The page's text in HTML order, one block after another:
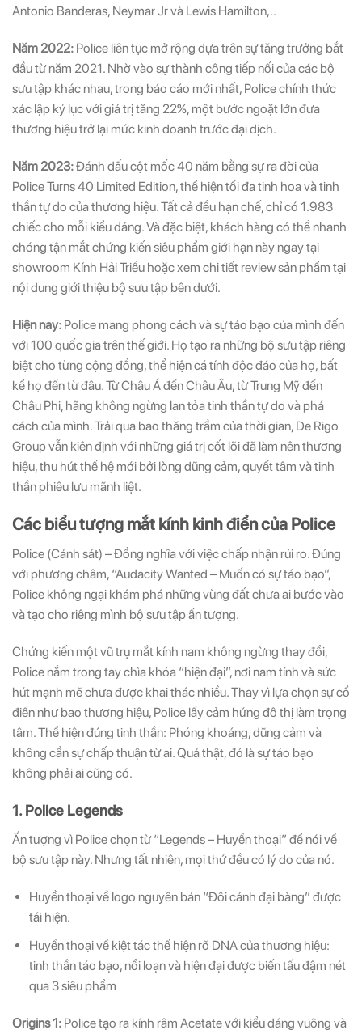
Antonio Banderas, Neymar Jr và Lewis Hamilton,..
Năm 2022: Police liên tục mở rộng dựa trên sự tăng trưởng bắt
đầu từ năm 2021. Nhờ vào sự thành công tiếp nối của các bộ
sưu tập khác nhau, trong báo cáo mới nhất, Police chính thức
xác lập kỷ lục với giá trị tăng 22%, một bước ngoặt lớn đưa
thương hiệu trở lại mức kinh doanh trước đại dịch.
Năm 2023:Đánh dấu cột mốc 40 năm bằng sự ra đời của
Police Turns 40 Limited Edition, thể hiện tối đa tinh hoa và tinh
thần tự do của thương hiệu. Tất cả đều hạn chế, chỉ có 1.983
chiếc cho mỗi kiểu dáng. Và đặc biệt, khách hàng có thể nhanh
chóng tận mắt chứng kiến siêu phẩm giới hạn này ngay tại
showroom Kính Hải Triều hoặc xem chi tiết review sản phẩm tại
nội dung giới thiệu bộ sưu tập bên dưới.
Hiện nay: Police mang phong cách và sự táo bạo của mình đến
với 100 quốc gia trên thế giới. Họ tạo ra những bộ sưu tập riêng
biệt cho từng cộng đồng, thể hiện cá tính độc đáo của họ, bất
kể họ đến từ đâu. Từ Châu Á đến Châu Âu, từ Trung Mỹ đến
Châu Phi, hãng không ngừng lan tỏa tinh thần tự do và phá
cách của mình. Trải qua bao thăng trầm của thời gian, De Rigo
Group vẫn kiên định với những giá trị cốt lõi đã làm nên thương
hiệu, thu hút thế hệ mới bởi lòng dũng cảm, quyết tâm và tinh
thần phiêu lưu mãnh liệt.
Các biểu tượng mắt kính kinh điển của Police
Police (Cảnh sát) – Đồng nghĩa với việc chấp nhận rủi ro. Đúng
với phương châm, “Audacity Wanted – Muốn có sự táo bạo”,
Police không ngại khám phá những vùng đất chưa ai bước vào
và tạo cho riêng mình bộ sưu tập ấn tượng.
Chứng kiến một vũ trụ mắt kính nam không ngừng thay đổi,
Police nắm trong tay chìa khóa “hiện đại”, nơi nam tính và sức
hút mạnh mẽ chưa được khai thác nhiều. Thay vì lựa chọn sự cổ
điển như bao thương hiệu, Police lấy cảm hứng đô thị làm trọng
tâm. Thể hiện đúng tinh thần: Phóng khoáng, dũng cảm và
không cần sự chấp thuận từ ai. Quả thật, đó là sự táo bạo
không phải ai cũng có.
1. Police Legends
Ấn tượng vì Police chọn từ “Legends – Huyền thoại” để nói về
bộ sưu tập này. Nhưng tất nhiên, mọi thứ đều có lý do của nó.
Huyền thoại về logo nguyên bản “Đôi cánh đại bàng” được
tái hiện.
Huyền thoại về kiệt tác thể hiện rõ DNA của thương hiệu:
tinh thần táo bạo, nổi loạn và hiện đại được biến tấu đậm nét
qua 3 siêu phẩm
Origins 1: Police tạo ra kính râm Acetate với kiểu dáng vuông và